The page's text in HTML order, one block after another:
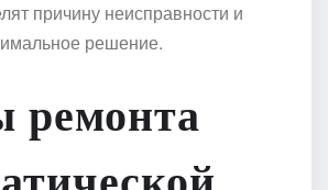
причину неисправности и
решение.
ремонта